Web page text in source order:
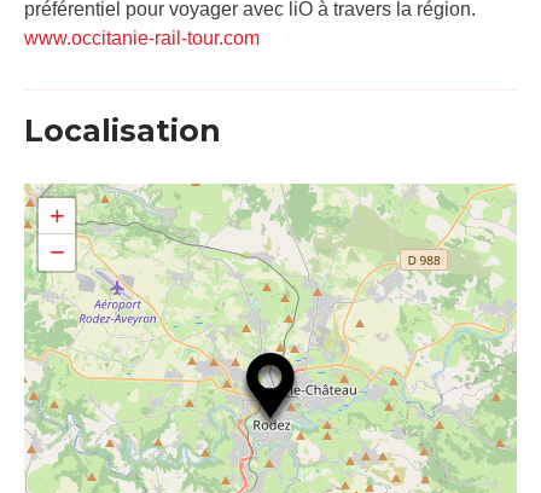
préférentiel pour voyager avec liO à travers la région.
www.occitanie-rail-tour.com
Localisation
+
−